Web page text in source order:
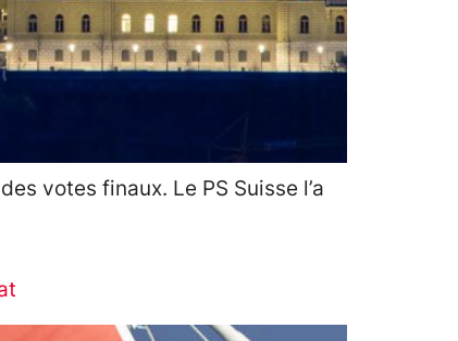
votes finaux. Le PS Suisse l’a